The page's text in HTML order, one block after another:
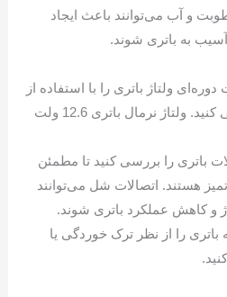
و آب می‌توانند باعث ایجاد
به باتری شوند.
ولتاژ باتری را با استفاده از
ولت‌متر بررسی کنید. ولتاژ نرمال باتری 12.6 ولت
باتری را بررسی کنید تا مطمئن
هستند. اتصالات شل می‌توانند
و کاهش عملکرد باتری شوند.
باتری را از نظر ترک خوردگی یا